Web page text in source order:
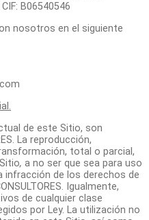
B06540546
nosotros en el siguiente
de este Sitio, son
La reproducción,
total o parcial,
, a no ser que sea para uso
infracción de los derechos de
Igualmente,
de cualquier clase
por Ley. La utilización no